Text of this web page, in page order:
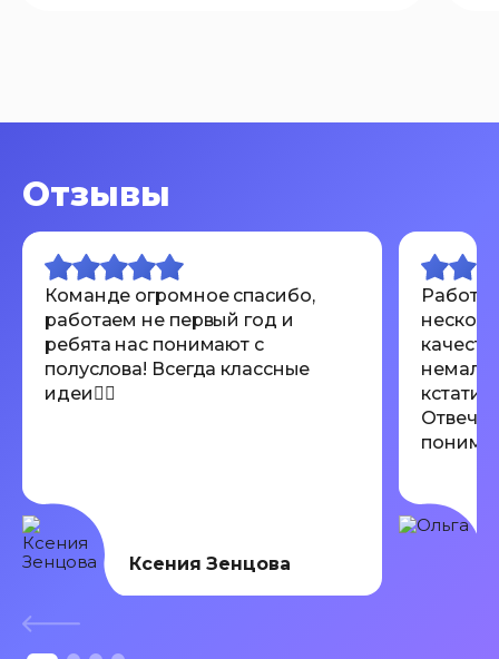
Отзывы
Команде огромное спасибо,
работаем не первый год и
ребята нас понимают с
полуслова! Всегда классные
идеи👍🏾
Ксения Зенцова
кстати